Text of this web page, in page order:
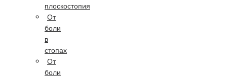
плоскостопия
От
боли
в
стопах
От
боли